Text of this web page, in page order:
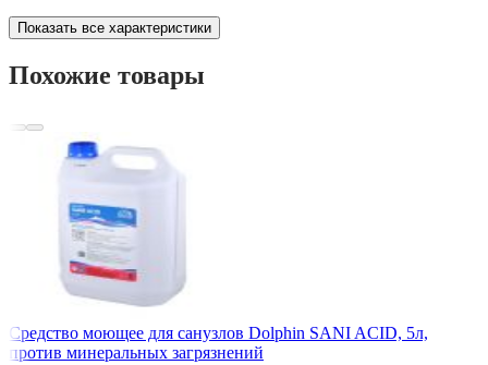
Показать все характеристики
Похожие товары
Средство моющее для санузлов Dolphin SANI ACID, 5л,
против минеральных загрязнений